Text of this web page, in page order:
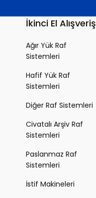
İkinci El Alışveriş
Ağır Yük Raf
Sistemleri
Hafif Yük Raf
Sistemleri
Diğer Raf Sistemleri
Civatalı Arşiv Raf
Sistemleri
Paslanmaz Raf
Sistemleri
İstif Makineleri